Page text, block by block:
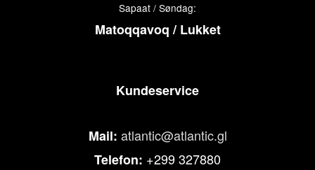
Sapaat / Søndag:
Matoqqavoq / Lukket
Kundeservice
Mail: atlantic@atlantic.gl
Telefon: +299 327880